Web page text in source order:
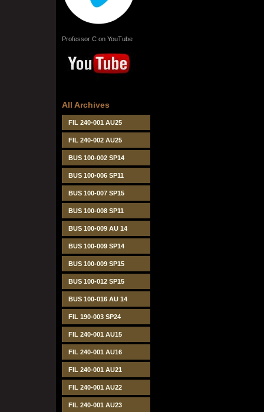
Professor C on YouTube
All Archives
FIL 240-001 AU25
FIL 240-002 AU25
BUS 100-002 SP14
BUS 100-006 SP11
BUS 100-007 SP15
BUS 100-008 SP11
BUS 100-009 AU 14
BUS 100-009 SP14
BUS 100-009 SP15
BUS 100-012 SP15
BUS 100-016 AU 14
FIL 190-003 SP24
FIL 240-001 AU15
FIL 240-001 AU16
FIL 240-001 AU21
FIL 240-001 AU22
FIL 240-001 AU23